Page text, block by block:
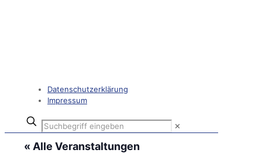
Datenschutzerklärung
Impressum
✕
« Alle Veranstaltungen